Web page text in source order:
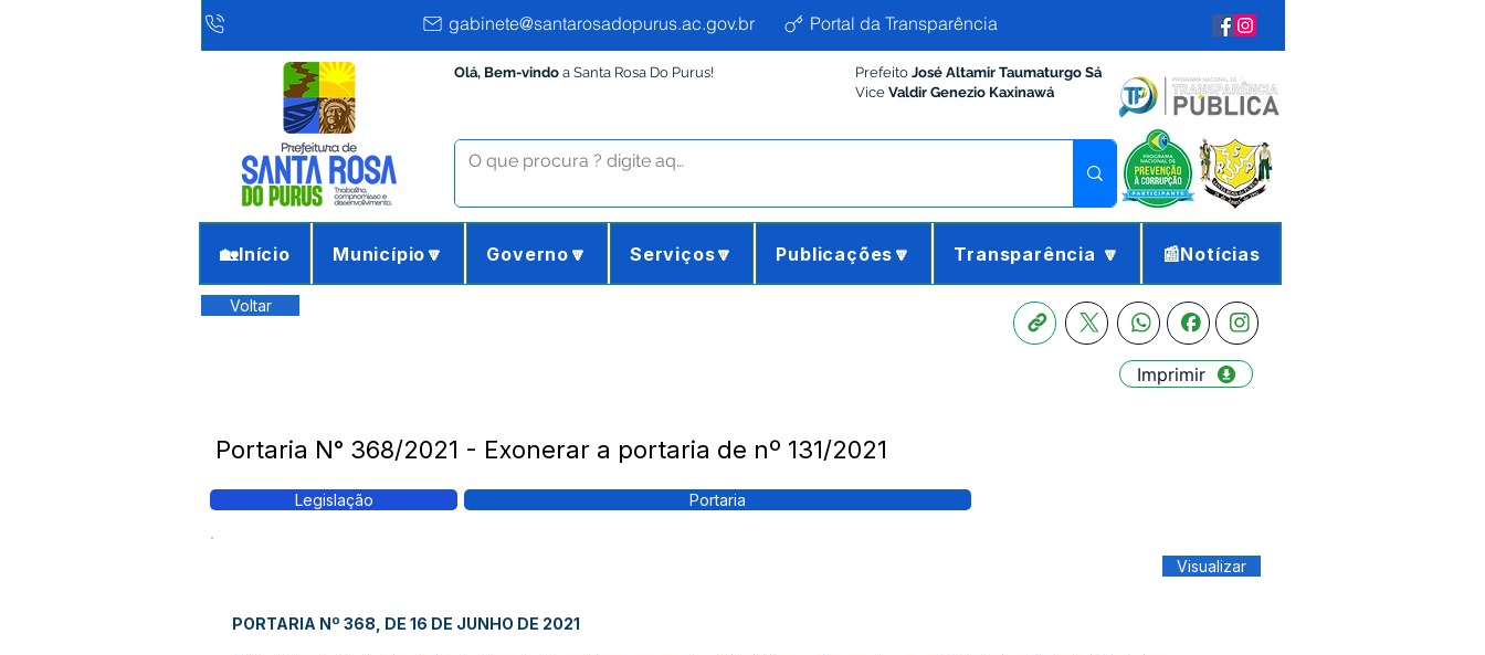
gabinete@santarosadopurus.ac.gov.br Portal da Transparência
Olá, Bem-vindo a Santa Rosa Do Purus! Prefeito José Altamir Taumaturgo Sá
Vice Valdir Genezio Kaxinawá
🏡Início Município🔽 Governo🔽 Serviços🔽 Publicações🔽 Transparência 🔽 📰Notícias
Voltar
Imprimir
Portaria N° 368/2021 - Exonerar a portaria de nº 131/2021
Legislação Portaria
Visualizar
PORTARIA Nº 368, DE 16 DE JUNHO DE 2021